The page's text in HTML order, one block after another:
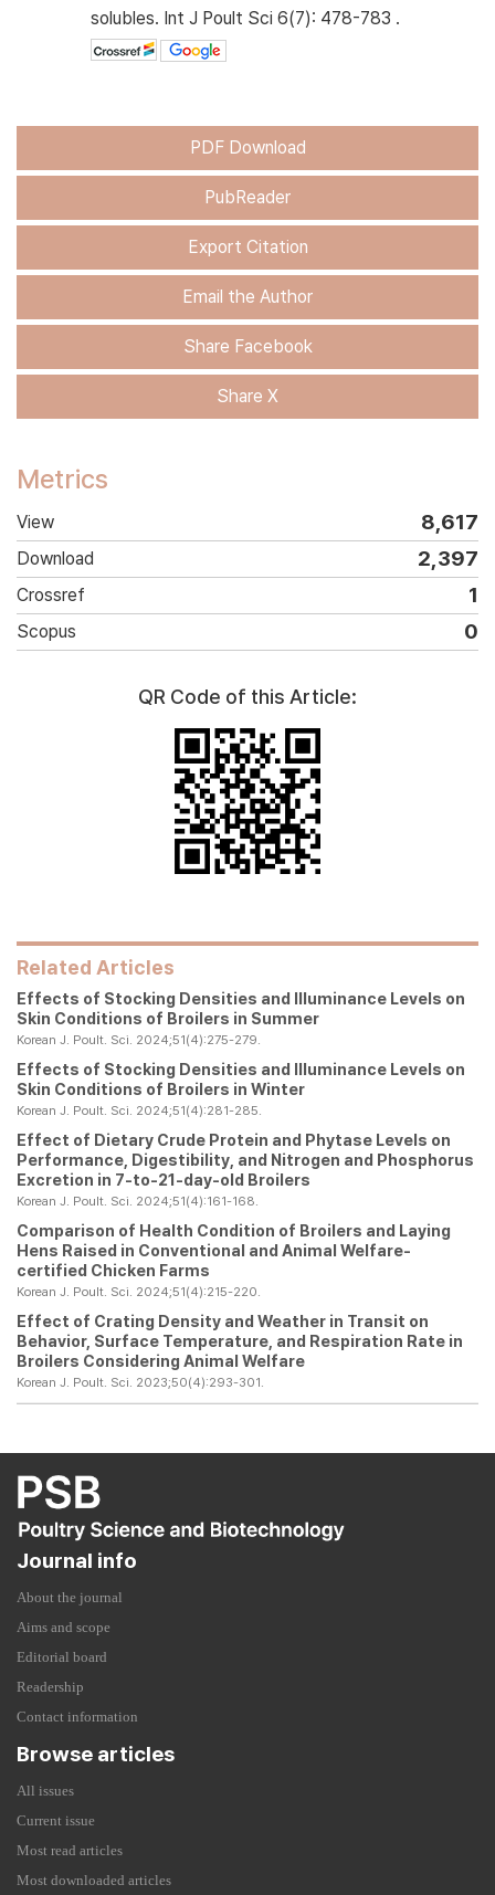
solubles. Int J Poult Sci 6(7): 478-783 .
PDF Download
PubReader
Export Citation
Email the Author
Share Facebook
Share X
Metrics
View 8,617
Download 2,397
Crossref 1
Scopus 0
QR Code of this Article:
Related Articles
Effects of Stocking Densities and Illuminance Levels on
Skin Conditions of Broilers in Summer
Korean J. Poult. Sci. 2024;51(4):275-279.
Effects of Stocking Densities and Illuminance Levels on
Skin Conditions of Broilers in Winter
Korean J. Poult. Sci. 2024;51(4):281-285.
Effect of Dietary Crude Protein and Phytase Levels on
Performance, Digestibility, and Nitrogen and Phosphorus
Excretion in 7-to-21-day-old Broilers
Korean J. Poult. Sci. 2024;51(4):161-168.
Comparison of Health Condition of Broilers and Laying
Hens Raised in Conventional and Animal Welfare-
certified Chicken Farms
Korean J. Poult. Sci. 2024;51(4):215-220.
Effect of Crating Density and Weather in Transit on
Behavior, Surface Temperature, and Respiration Rate in
Broilers Considering Animal Welfare
Korean J. Poult. Sci. 2023;50(4):293-301.
Journal info
About the journal
Aims and scope
Editorial board
Readership
Contact information
Browse articles
All issues
Current issue
Most read articles
Most downloaded articles